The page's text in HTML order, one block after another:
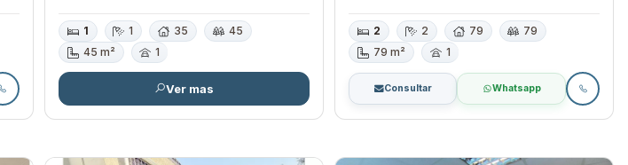
1 1 35
45
45 m²
1
Ver mas
2 2 79
79
79 m²
1
Consultar Whatsapp